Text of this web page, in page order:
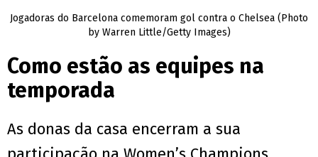
Jogadoras do Barcelona comemoram gol contra o Chelsea (Photo
by Warren Little/Getty Images)
Como estão as equipes na
temporada
As donas da casa encerram a sua